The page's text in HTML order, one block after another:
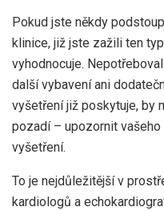
Pokud jste někdy
klinice, již jste zažili ten
vyhodnocuje.
další vybavení ani
vyšetření již poskytuje, by
pozadí – upozornit
vyšetření.
To je nejdůležitější v
kardiologů a